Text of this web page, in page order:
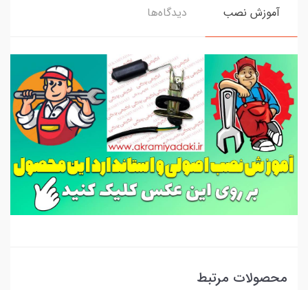
آموزش نصب دیدگاه‌ها
محصولات مرتبط